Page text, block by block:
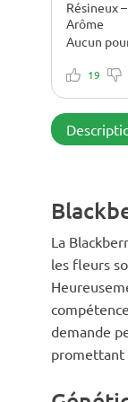
Résineux
Arôme
Aucun
jeu
variétés
ça. Je vais
sans
19
La
les fleurs
demande
promettant